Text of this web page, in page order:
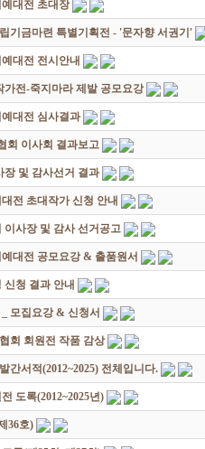
대전 초대장
기금마련 특별기획전 - '문자향 서권기'
대전 전시안내
가전-죽지마라 제발 공모요강
대전 심사결과
회 이사회 결과보고
장 및 감사선거 결과
전 초대작가 신청 안내
이사장 및 감사 선거공고
대전 공모요강 & 출품원서
신청 결과 안내
모집요강 & 신청서
회 회원전 작품 감상
간서적(2012~2025) 전체입니다.
도록(2012~2025년)
36호)